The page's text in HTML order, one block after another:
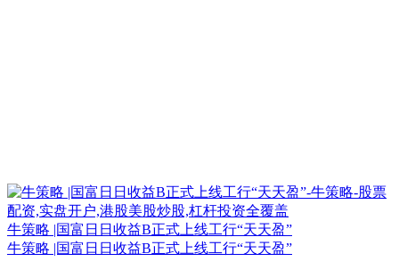
牛策略 |国富日日收益B正式上线工行“天天盈”
牛策略 |国富日日收益B正式上线工行“天天盈”